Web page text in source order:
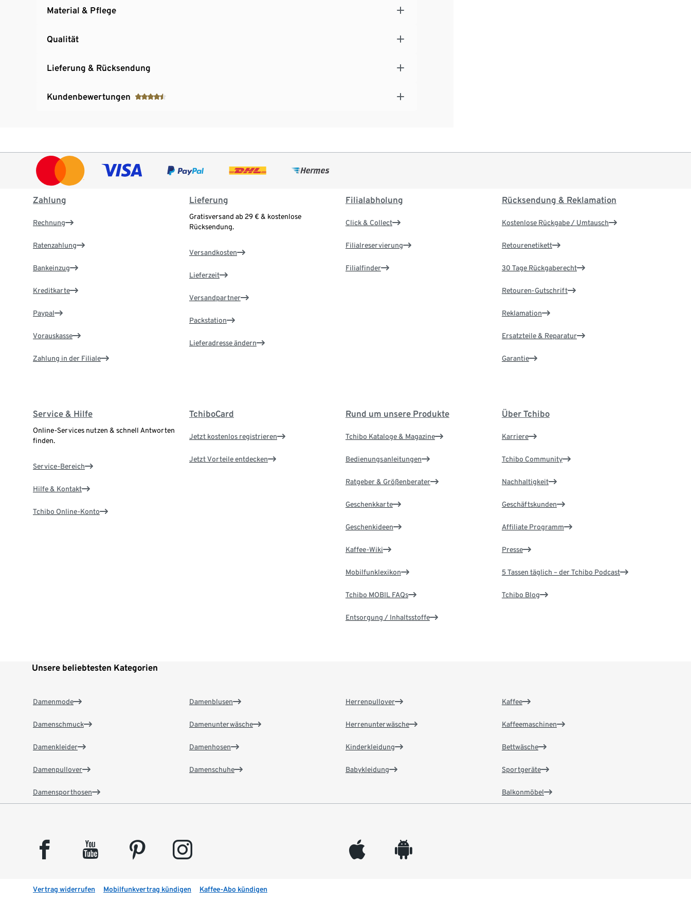
Material & Pflege
Qualität
Lieferung & Rücksendung
Kundenbewertungen
Zahlung
Rechnung
Ratenzahlung
Bankeinzug
Kreditkarte
Paypal
Vorauskasse
Zahlung in der Filiale
Lieferung
Gratisversand ab 29 € & kostenlose
Rücksendung.
Versandkosten
Lieferzeit
Versandpartner
Packstation
Lieferadresse ändern
Filialabholung
Click & Collect
Filialreservierung
Filialfinder
Rücksendung & Reklamation
Kostenlose Rückgabe / Umtausch
Retourenetikett
30 Tage Rückgaberecht
Retouren-Gutschrift
Reklamation
Ersatzteile & Reparatur
Garantie
Service & Hilfe
Online-Services nutzen & schnell Antworten
finden.
Service-Bereich
Hilfe & Kontakt
Tchibo Online-Konto
TchiboCard
Jetzt kostenlos registrieren
Jetzt Vorteile entdecken
Rund um unsere Produkte
Tchibo Kataloge & Magazine
Bedienungsanleitungen
Ratgeber & Größenberater
Geschenkkarte
Geschenkideen
Kaffee-Wiki
Mobilfunklexikon
Tchibo MOBIL FAQs
Entsorgung / Inhaltsstoffe
Über Tchibo
Karriere
Tchibo Community
Nachhaltigkeit
Geschäftskunden
Affiliate Programm
Presse
5 Tassen täglich – der Tchibo Podcast
Tchibo Blog
Unsere beliebtesten Kategorien
Damenmode
Damenschmuck
Damenkleider
Damenpullover
Damensporthosen
Damenblusen
Damenunterwäsche
Damenhosen
Damenschuhe
Herrenpullover
Herrenunterwäsche
Kinderkleidung
Babykleidung
Kaffee
Kaffeemaschinen
Bettwäsche
Sportgeräte
Balkonmöbel
facebook youtube pinterest instagram appleinc android
Vertrag widerrufen Mobilfunkvertrag kündigen Kaffee-Abo kündigen